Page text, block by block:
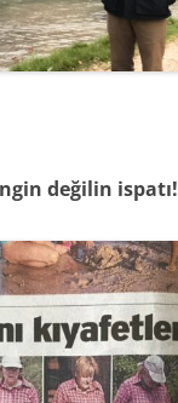
değilin ispatı!